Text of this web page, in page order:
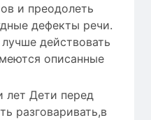
и преодолеть
дефекты речи.
действовать
описанные
лет Дети перед
разговаривать,в